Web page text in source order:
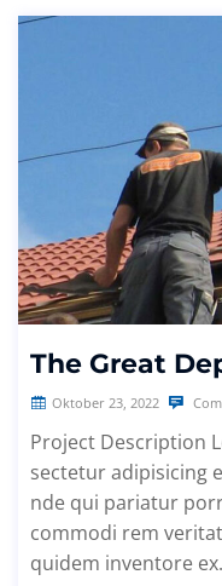
The Great
Oktober 23, 2022
Project Description
sectetur adipisicing
nde qui pariatur
commodi rem
quidem inventore